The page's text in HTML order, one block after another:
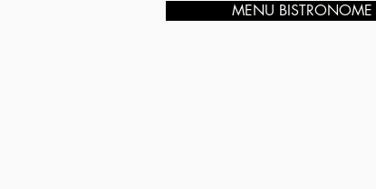
MENU BISTRONOME